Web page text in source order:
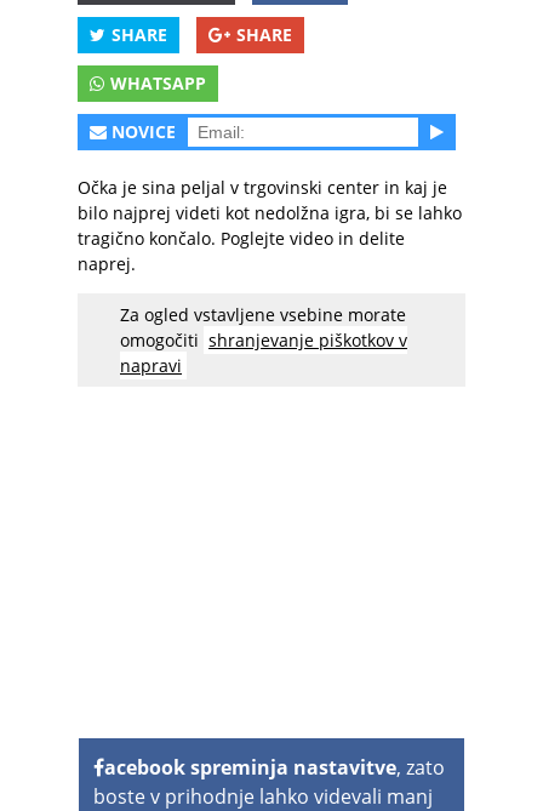
SHARE SHARE
WHATSAPP
NOVICE
Očka je sina peljal v trgovinski center in kaj je
bilo najprej videti kot nedolžna igra, bi se lahko
tragično končalo. Poglejte video in delite
naprej.
Za ogled vstavljene vsebine morate
omogočiti shranjevanje piškotkov v
napravi
acebook spreminja nastavitve, zato
boste v prihodnje lahko videvali manj